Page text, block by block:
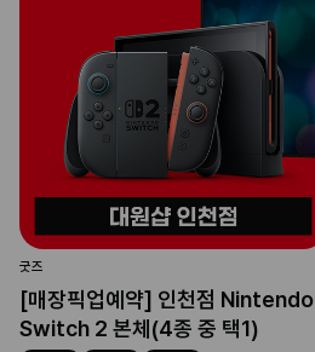
굿즈
[매장픽업예약] 인천점 Nintendo
Switch 2 본체(4종 중 택1)